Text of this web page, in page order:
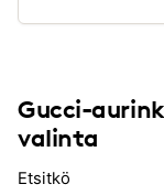
Gucci-
valinta
Etsitkö